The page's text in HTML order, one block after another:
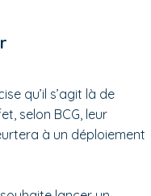
qu’il s’agit là de
selon BCG, leur
à un déploiement